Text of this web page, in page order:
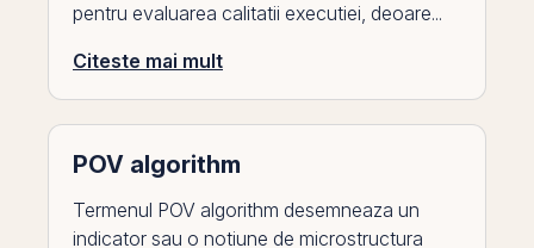
pentru evaluarea calitatii executiei, deoare...
Citeste mai mult
POV algorithm
Termenul POV algorithm desemneaza un
indicator sau o notiune de microstructura